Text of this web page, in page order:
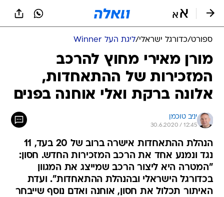
ספורט/כדורגל ישראלי/ליגת העל Winner
מורן מאירי מחוץ להרכב
המזכירות של ההתאחדות,
אלונה ברקת ואלי אוחנה בפנים
יניב טוכמן
30.6.2020 / 12:45
הנהלת ההתאחדות אישרה ברוב של 20 בעד, 11
נגד ונמנע אחד את הרכב המזכירות החדש. חסון:
"המטרה היא ליצור הרכב שמייצג את המגוון
בכדורגל הישראלי ובהנהלת ההתאחדות". ועדת
האיתור תכלול את חסון, אוחנה ואדם נוסף שייבחר